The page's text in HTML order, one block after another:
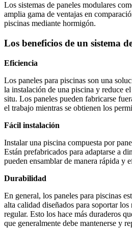
Los sistemas de paneles modulares
amplia gama de ventajas en
piscinas mediante hormigón.
Los beneficios de un sistema
Eficiencia
Los paneles para piscinas son una
la instalación de una piscina y reduce
situ. Los paneles pueden fabricarse
el trabajo mientras se obtienen los
Fácil instalación
Instalar una piscina compuesta por
Están prefabricados para adaptarse a
pueden ensamblar de manera rápida y
Durabilidad
En general, los paneles para piscinas
alta calidad diseñados para soportar
regular. Esto los hace más duraderos
que generalmente debe mantenerse y